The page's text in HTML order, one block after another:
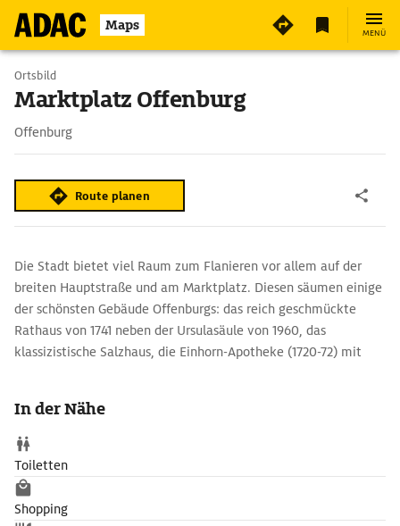
Maps MENÜ
Ortsbild
Marktplatz Offenburg
Offenburg
Route planen
Die Stadt bietet viel Raum zum Flanieren vor allem auf der
breiten Hauptstraße und am Marktplatz. Diesen säumen einige
der schönsten Gebäude Offenburgs: das reich geschmückte
Rathaus von 1741 neben der Ursulasäule von 1960, das
klassizistische Salzhaus, die Einhorn-Apotheke (1720-72) mit
In der Nähe
Toiletten
Shopping